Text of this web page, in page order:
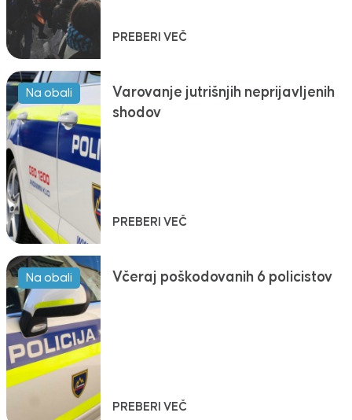
PREBERI VEČ
Na obali
Varovanje jutrišnjih neprijavljenih
shodov
PREBERI VEČ
Na obali Včeraj poškodovanih 6 policistov
PREBERI VEČ